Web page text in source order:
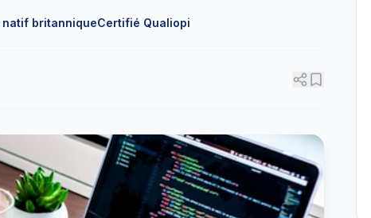
natif britanniqueCertifié Qualiopi